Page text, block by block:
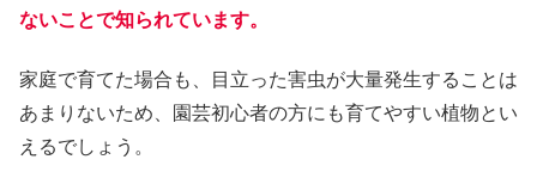
ないことで知られています。
家庭で育てた場合も、目立った害虫が大量発生することは
あまりないため、園芸初心者の方にも育てやすい植物とい
えるでしょう。